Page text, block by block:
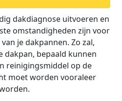
dakdiagnose uitvoeren en
omstandigheden zijn voor
je dakpannen. Zo zal,
dakpan, bepaald kunnen
reinigingsmiddel op de
moet worden vooraleer